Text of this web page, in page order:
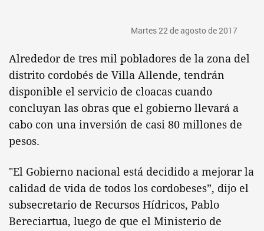
Martes 22 de agosto de 2017
Alrededor de tres mil pobladores de la zona del
distrito cordobés de Villa Allende, tendrán
disponible el servicio de cloacas cuando
concluyan las obras que el gobierno llevará a
cabo con una inversión de casi 80 millones de
pesos.
"El Gobierno nacional está decidido a mejorar la
calidad de vida de todos los cordobeses”, dijo el
subsecretario de Recursos Hídricos, Pablo
Bereciartua, luego de que el Ministerio de